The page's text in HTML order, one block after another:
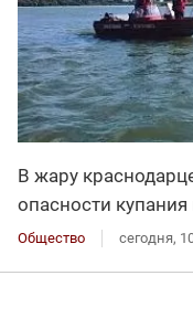
В жару
опасности
Общество сегодня,